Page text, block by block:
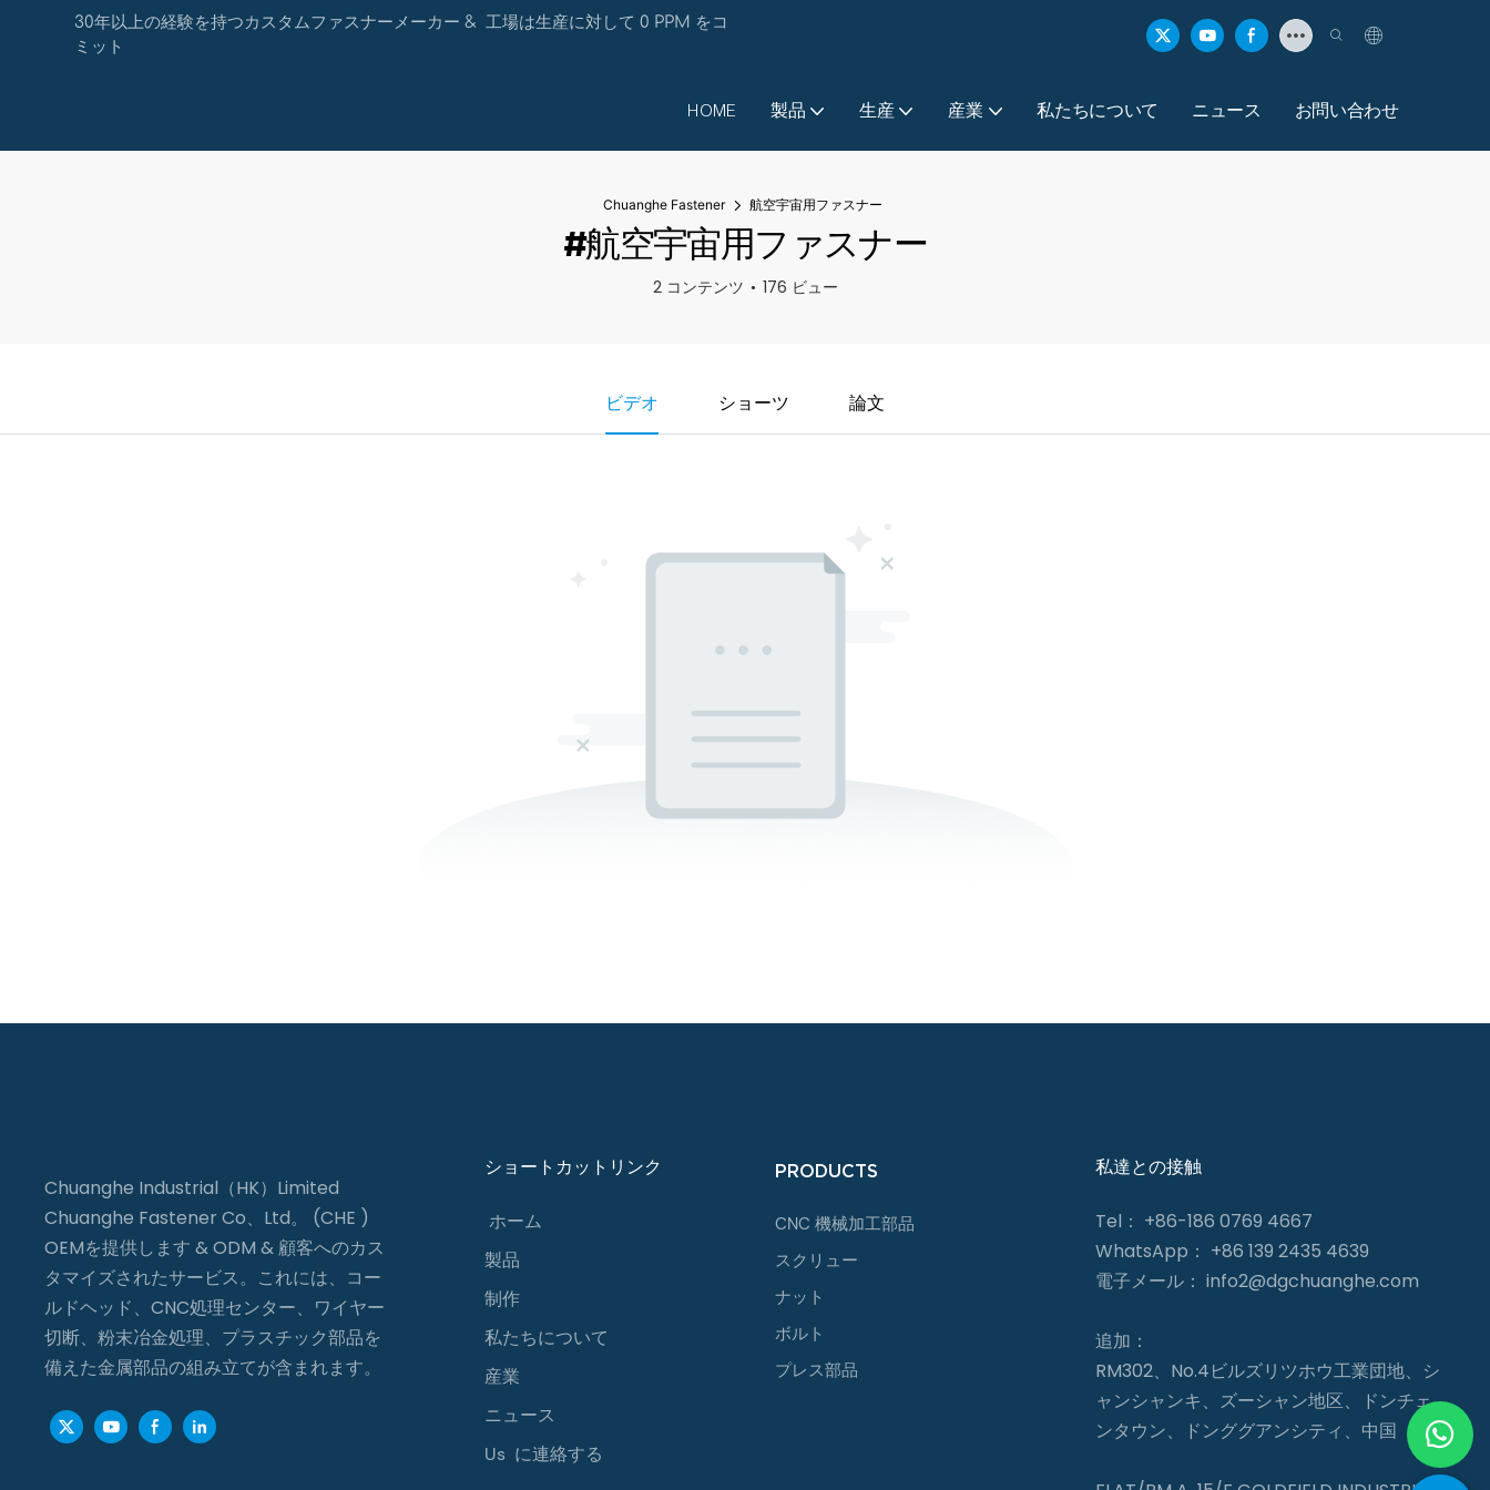
30年以上の経験を持つカスタムファスナーメーカー & 工場は生産に対して 0 PPM をコ
ミット
HOME 製品 生産 産業 私たちについて ニュース お問い合わせ
Chuanghe Fastener 航空宇宙用ファスナー
#航空宇宙用ファスナー
2 コンテンツ 176 ビュー
ビデオ ショーツ 論文
Chuanghe Industrial（HK）Limited
Chuanghe Fastener Co、Ltd。 (CHE )
OEMを提供します & ODM & 顧客へのカス
タマイズされたサービス。これには、コー
ルドヘッド、CNC処理センター、ワイヤー
切断、粉末冶金処理、プラスチック部品を
備えた金属部品の組み立てが含まれます。
ショートカットリンク
ホーム
製品
制作
私たちについて
産業
ニュース
Us に連絡する
PRODUCTS
CNC 機械加工部品
スクリュー
ナット
ボルト
プレス部品
私達との接触
Tel： +86-186 0769 4667
WhatsApp： +86 139 2435 4639
電子メール： info2@dgchuanghe.com
追加：
RM302、No.4ビルズリツホウ工業団地、シ
ャンシャンキ、ズーシャン地区、ドンチェ
ンタウン、ドンググアンシティ、中国